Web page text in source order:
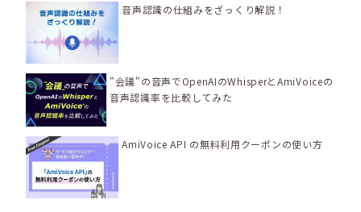
音声認識の仕組みをざっくり解説！
"会議"の音声でOpenAIのWhisperとAmiVoiceの
音声認識率を比較してみた
AmiVoice API の無料利用クーポンの使い方